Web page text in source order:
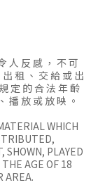
人 反 感 ， 不 可
租 、 交 給 或 出
定 的 合 法 年 齡
播 放 或 放 映 。
WHICH
SHOWN, PLAYED
AGE OF 18
AREA.